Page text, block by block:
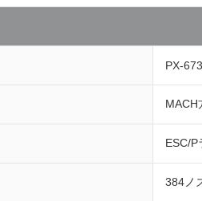
PX-
MACH
ESC/P
384ノ